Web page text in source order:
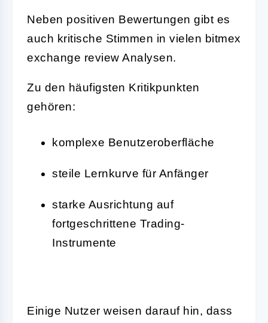
Neben positiven Bewertungen gibt es
auch kritische Stimmen in vielen bitmex
exchange review Analysen.
Zu den häufigsten Kritikpunkten
gehören:
komplexe Benutzeroberfläche
steile Lernkurve für Anfänger
starke Ausrichtung auf
fortgeschrittene Trading-
Instrumente
Einige Nutzer weisen darauf hin, dass